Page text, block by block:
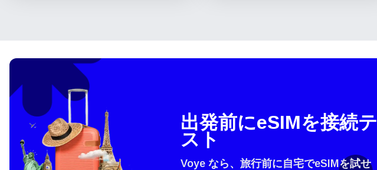
出発前にeSIMを接続テ
スト
Voye なら、旅行前に自宅でeSIMを試せ